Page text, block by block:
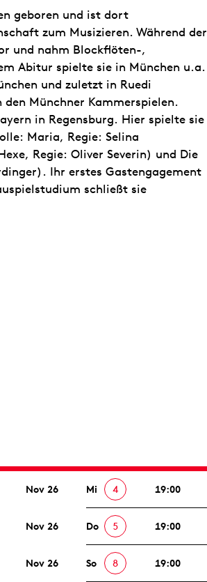
geboren und ist dort
zum Musizieren. Während der
und nahm Blockflöten-,
Abitur spielte sie in München u.a.
und zuletzt in Ruedi
den Münchner Kammerspielen.
in Regensburg. Hier spielte sie
Maria, Regie: Selina
Regie: Oliver Severin) und Die
Ihr erstes Gastengagement
schließt sie
Nov 26 Mi 4 19:00
Nov 26 Do 5 19:00
Nov 26 So 8 19:00